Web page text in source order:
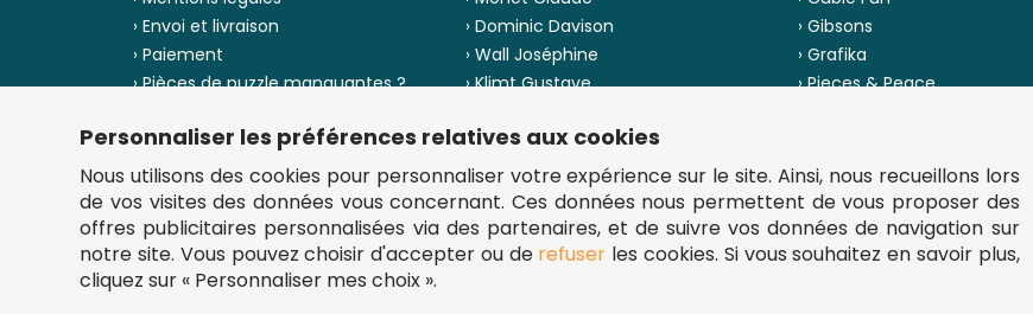
› Envoi et livraison
› Paiement
› Pièces de puzzle manquantes ?
› Plan du site
› Dominic Davison
› Wall Joséphine
› Klimt Gustave
› Voir tous les artistes
› Gibsons
› Grafika
› Pieces & Peace
** Frais d'envoi = 6,95 € (France) / gratuit à partir de 45 €.
Personnaliser les préférences relatives aux cookies
Nous utilisons des cookies pour personnaliser votre expérience sur le site. Ainsi, nous recueillons lors
de vos visites des données vous concernant. Ces données nous permettent de vous proposer des
offres publicitaires personnalisées via des partenaires, et de suivre vos données de navigation sur
notre site. Vous pouvez choisir d'accepter ou de refuser les cookies. Si vous souhaitez en savoir plus,
cliquez sur « Personnaliser mes choix ».